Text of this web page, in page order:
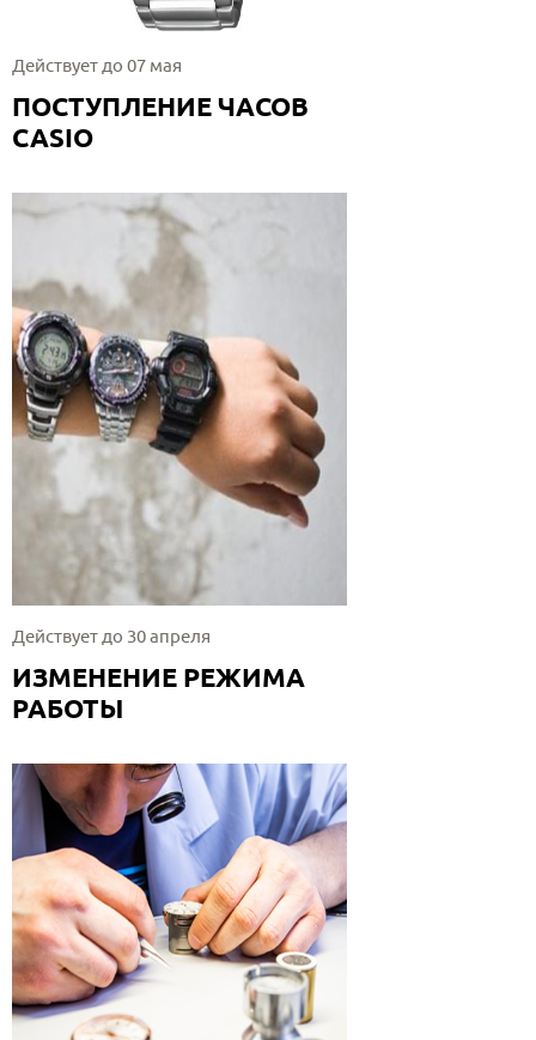
Действует до 07 мая
ПОСТУПЛЕНИЕ ЧАСОВ
CASIO
Действует до 30 апреля
ИЗМЕНЕНИЕ РЕЖИМА
РАБОТЫ